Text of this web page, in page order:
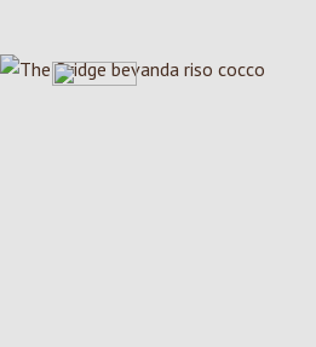
Salta la galleria di immagini